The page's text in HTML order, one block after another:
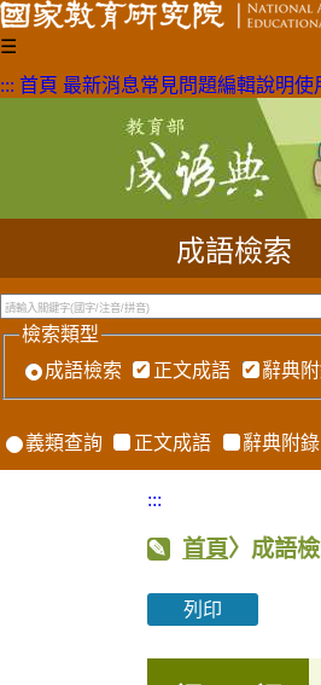
☰
::: 首頁 最新消息常見問題編輯說明使
成語檢索
檢索類型
成語檢索
正文成語 辭典
義類查詢 正文成語 辭典附錄
:::
首頁〉成語
列印